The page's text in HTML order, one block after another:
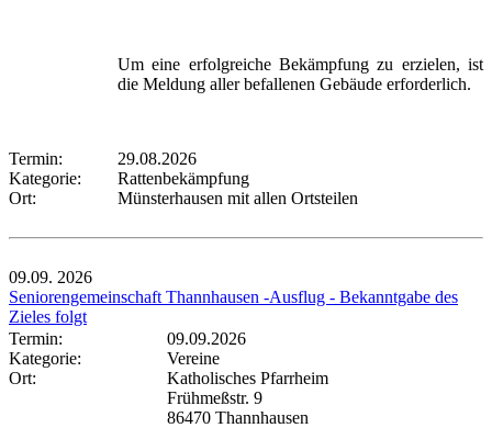
Um eine erfolgreiche Bekämpfung zu erzielen, ist
die Meldung aller befallenen Gebäude erforderlich.
Termin:
29.08.2026
Kategorie:
Rattenbekämpfung
Ort:
Münsterhausen mit allen Ortsteilen
09.09. 2026
Seniorengemeinschaft Thannhausen -Ausflug - Bekanntgabe des
Zieles folgt
Termin:
09.09.2026
Kategorie:
Vereine
Ort:
Katholisches Pfarrheim
Frühmeßstr. 9
86470 Thannhausen